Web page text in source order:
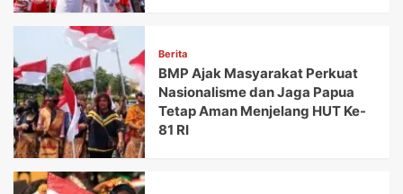
Berita
BMP Ajak Masyarakat Perkuat
Nasionalisme dan Jaga Papua
Tetap Aman Menjelang HUT Ke-
81 RI